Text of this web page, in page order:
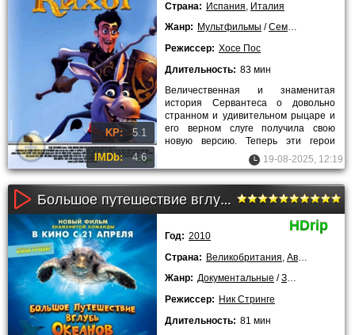
KP: 5.1
IMDb: 4.6
Страна: Испания Италия
Жанр: Мультфильмы /Семейные
Режиссер: Хосе Пос
Длительность: 83 мин
Величественная и знаменитая
история Сервантеса о довольно
странном и удивительном рыцаре и
его верном слуге получила свою
новую версию. Теперь эти герои
перенеслись на просторы19-08-2025, 12:19
Большое путешествие вглубь океанов 3D: Возвращение (2010)
HDrip
Год: 2010
Страна: Великобритания Австрия
Жанр: Документальные /Зарубежные
Режиссер: Ник Стринге
Длительность: 81 мин